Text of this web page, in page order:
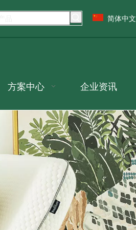
简体中文
方案中心 企业资讯